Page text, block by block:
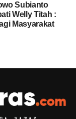
Subianto
Welly Titah :
Masyarakat